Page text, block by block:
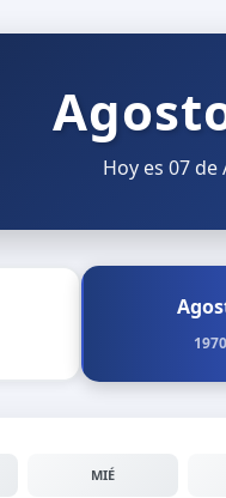
Hoy es 07 de
1970
MIÉ